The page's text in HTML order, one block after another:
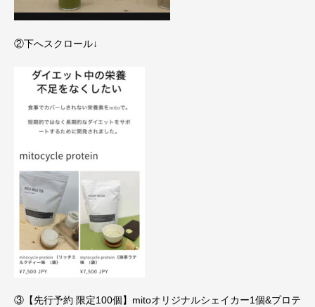
②下へスクロール↓
③【先行予約 限定100個】mitoオリジナルシェイカー1個&プロテ